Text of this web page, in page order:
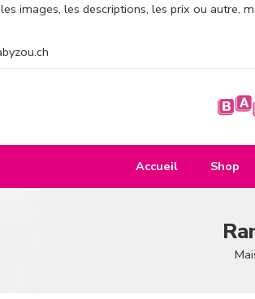
images, les descriptions, les prix ou autre,
Accueil Shop